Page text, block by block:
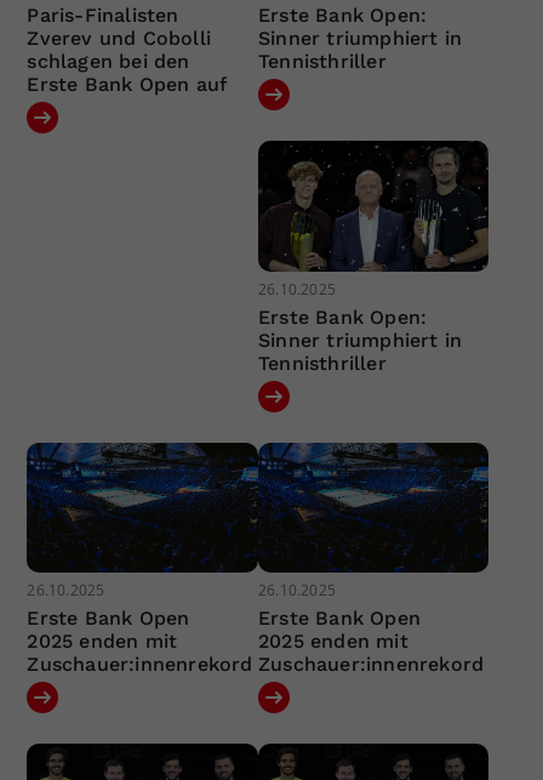
Paris-Finalisten
Zverev und Cobolli
schlagen bei den
Erste Bank Open auf
Erste Bank Open:
Sinner triumphiert in
Tennisthriller
26.10.2025
Erste Bank Open:
Sinner triumphiert in
Tennisthriller
26.10.2025
Erste Bank Open
2025 enden mit
Zuschauer:innenrekord
26.10.2025
Erste Bank Open
2025 enden mit
Zuschauer:innenrekord